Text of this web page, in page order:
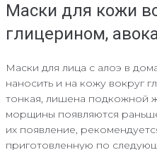
Маски для кожи
глицерином,
Маски для лица с алоэ в
наносить и на кожу вокруг
тонкая, лишена подкожной
морщины появляются
их появление,
приготовленную по